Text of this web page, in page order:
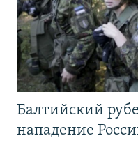
Балтийский
нападение